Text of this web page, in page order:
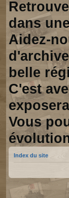
dans
Aidez-
belle
C'est
Vous
Index du site